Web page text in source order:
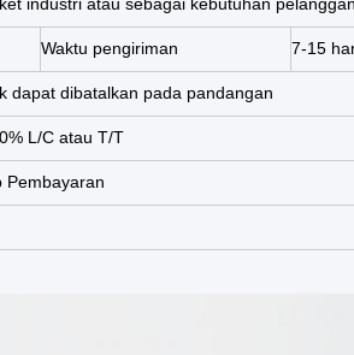
Waktu pengiriman 7-15
dapat dibatalkan pada pandangan
L/C atau T/T
Pembayaran